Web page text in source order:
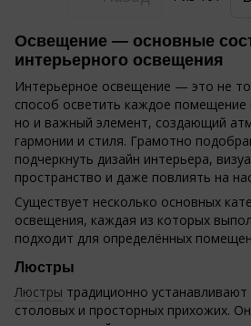
Освещение — основные
интерьерного освещения
Интерьерное освещение — это не
способ осветить каждое помещение
но и важный элемент, создающий
гармонии и стиля. Грамотно
подчеркнуть дизайн интерьера,
пространство и даже повлиять на
Существует несколько основных
освещения, каждая из которых
подходит для определённых
Люстры
Люстры традиционно устанавливают
столовых и просторных прихожих.